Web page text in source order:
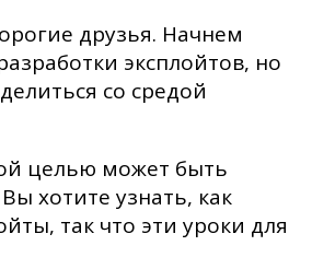
друзья. Начнем
эксплойтов, но
со средой
целью может быть
хотите узнать, как
так что эти уроки для